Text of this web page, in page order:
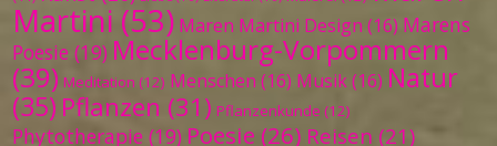
Martini (53) Maren Martini Design (16) Marens
Poesie (19) Mecklenburg-Vorpommern
(39) Meditation (12) Menschen (16) Musik(16) Natur
(35) Pflanzen (31) Pflanzenkunde (12)
Phytotherapie (19) Poesie (26) Reisen (21)